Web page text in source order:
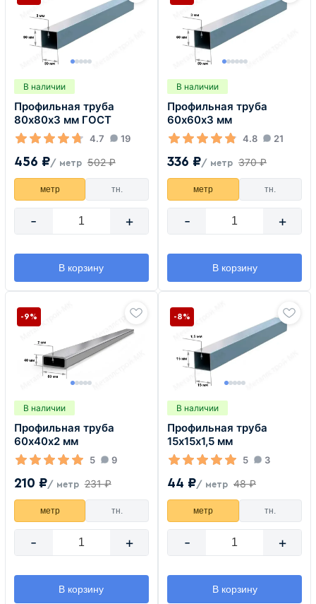
В наличии
Профильная труба
80х80х3 мм ГОСТ
4.7 19
456 ₽/ метр 502 ₽
метр тн.
- +
В корзину
В наличии
Профильная труба
60х60х3 мм
4.8 21
336 ₽/ метр 370 ₽
метр тн.
- +
В корзину
В наличии
Профильная труба
60х40х2 мм
5 9
210 ₽/ метр 231 ₽
-9%
метр тн.
- +
В корзину
В наличии
Профильная труба
15х15х1,5 мм
5 3
44 ₽/ метр 48 ₽
-8%
метр тн.
- +
В корзину